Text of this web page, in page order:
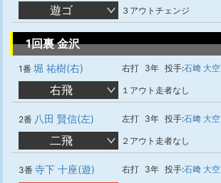
遊ゴ ３アウトチェンジ
1回裏 金沢
1番 堀 祐樹(右) 右打 3年 投手:石﨑 大空
右飛 １アウト走者なし
2番 八田 賢信(左) 左打 3年 投手:石﨑 大空
二飛 ２アウト走者なし
3番 寺下 十座(遊) 右打 3年 投手:石﨑 大空